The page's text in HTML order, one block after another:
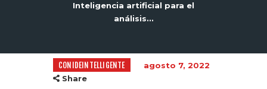
Inteligencia artificial para el
análisis...
CONIDEINTELLIGENTE
agosto 7, 2022
Share